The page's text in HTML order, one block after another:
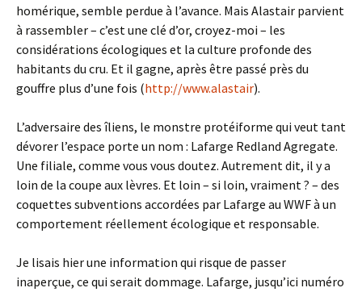
homérique, semble perdue à l’avance. Mais Alastair parvient
à rassembler – c’est une clé d’or, croyez-moi – les
considérations écologiques et la culture profonde des
habitants du cru. Et il gagne, après être passé près du
gouffre plus d’une fois (http://www.alastair).
L’adversaire des îliens, le monstre protéiforme qui veut tant
dévorer l’espace porte un nom : Lafarge Redland Agregate.
Une filiale, comme vous vous doutez. Autrement dit, il y a
loin de la coupe aux lèvres. Et loin – si loin, vraiment ? – des
coquettes subventions accordées par Lafarge au WWF à un
comportement réellement écologique et responsable.
Je lisais hier une information qui risque de passer
inaperçue, ce qui serait dommage. Lafarge, jusqu’ici numéro